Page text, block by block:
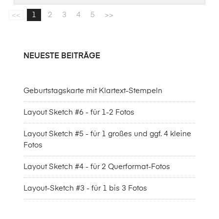
<< 1 2 3 4 5 >>
NEUESTE BEITRÄGE
Geburtstagskarte mit Klartext-Stempeln
Layout Sketch #6 - für 1-2 Fotos
Layout Sketch #5 - für 1 großes und ggf. 4 kleine
Fotos
Layout Sketch #4 - für 2 Querformat-Fotos
Layout-Sketch #3 - für 1 bis 3 Fotos